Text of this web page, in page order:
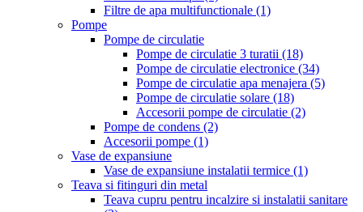
Filtre de apa multifunctionale (1)
Pompe
Pompe de circulatie
Pompe de circulatie 3 turatii (18)
Pompe de circulatie electronice (34)
Pompe de circulatie apa menajera (5)
Pompe de circulatie solare (18)
Accesorii pompe de circulatie (2)
Pompe de condens (2)
Accesorii pompe (1)
Vase de expansiune
Vase de expansiune instalatii termice (1)
Teava si fitinguri din metal
Teava cupru pentru incalzire si instalatii sanitare